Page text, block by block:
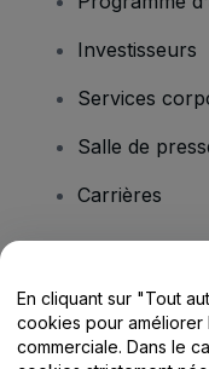
Investisseurs
Services
Salle de
Carrières
Centre
En cliquant sur "Tout
cookies pour
commerciale. Dans le